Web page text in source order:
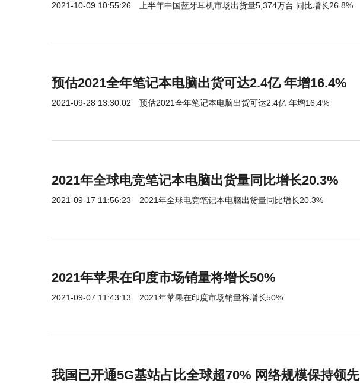
2021-10-09 10:55:26 上半年中国蓝牙耳机市场出货量5,374万台 同比增长26.8%
预估2021全年笔记本电脑出货可达2.4亿 年增16.4%
2021-09-28 13:30:02 预估2021全年笔记本电脑出货可达2.4亿 年增16.4%
2021年全球电竞笔记本电脑出货量同比增长20.3%
2021-09-17 11:56:23 2021年全球电竞笔记本电脑出货量同比增长20.3%
2021年苹果在印度市场销量将增长50%
2021-09-07 11:43:13 2021年苹果在印度市场销量将增长50%
我国已开通5G基站占比全球超70% 网络规模保持领先